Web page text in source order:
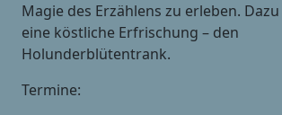
Magie des Erzählens zu erleben.
eine köstliche Erfrischung – den
Holunderblütentrank.
Termine: